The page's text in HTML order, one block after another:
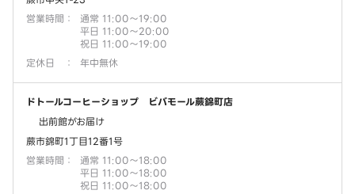
営業時間 ：
通常 11:00～19:00
平日 11:00～20:00
祝日 11:00～19:00
定休日
： 年中無休
ドトールコーヒーショップ ビバモール蕨錦町店
出前館がお届け
蕨市錦町1丁目12番1号
営業時間 ：
通常 11:00～18:00
平日 11:00～18:00
祝日 11:00～18:00